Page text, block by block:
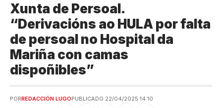
Xunta de Persoal.
“Derivacións ao HULA por falta
de persoal no Hospital da
Mariña con camas
dispoñibles”
PORREDACCIÓN LUGOPUBLICADO 22/04/2025 14:10